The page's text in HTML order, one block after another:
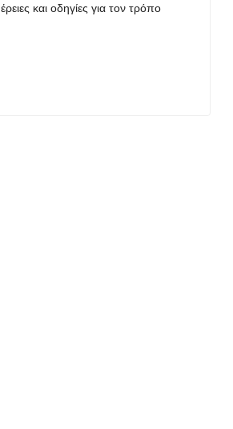
και οδηγίες για τον τρόπο